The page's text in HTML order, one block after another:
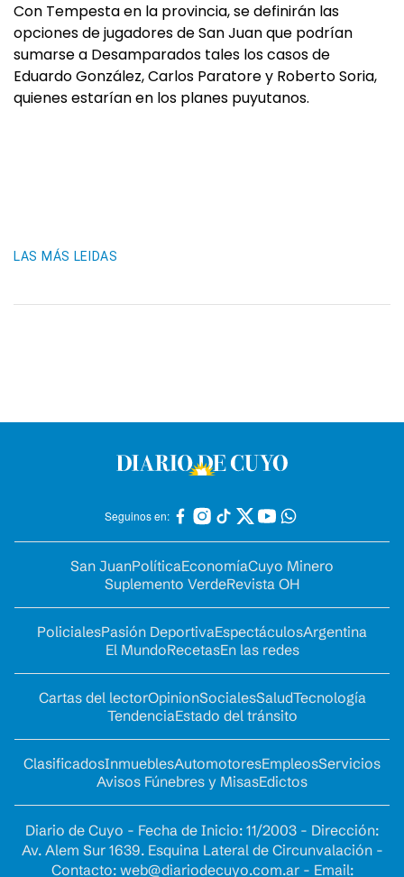
Con Tempesta en la provincia, se definirán las
opciones de jugadores de San Juan que podrían
sumarse a Desamparados tales los casos de
Eduardo González, Carlos Paratore y Roberto Soria,
quienes estarían en los planes puyutanos.
LAS MÁS LEIDAS
Seguinos en:
San JuanPolíticaEconomíaCuyo Minero
Suplemento VerdeRevista OH
PolicialesPasión DeportivaEspectáculosArgentina
El MundoRecetasEn las redes
Cartas del lectorOpinionSocialesSaludTecnología
TendenciaEstado del tránsito
ClasificadosInmueblesAutomotoresEmpleosServicios
Avisos Fúnebres y MisasEdictos
Diario de Cuyo - Fecha de Inicio: 11/2003 - Dirección:
Av. Alem Sur 1639. Esquina Lateral de Circunvalación -
Contacto: web@diariodecuyo.com.ar- Email: